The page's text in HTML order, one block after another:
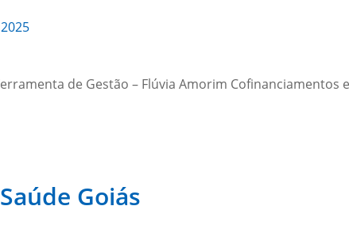
de Gestão – Flúvia Amorim Cofinanciamentos
Goiás